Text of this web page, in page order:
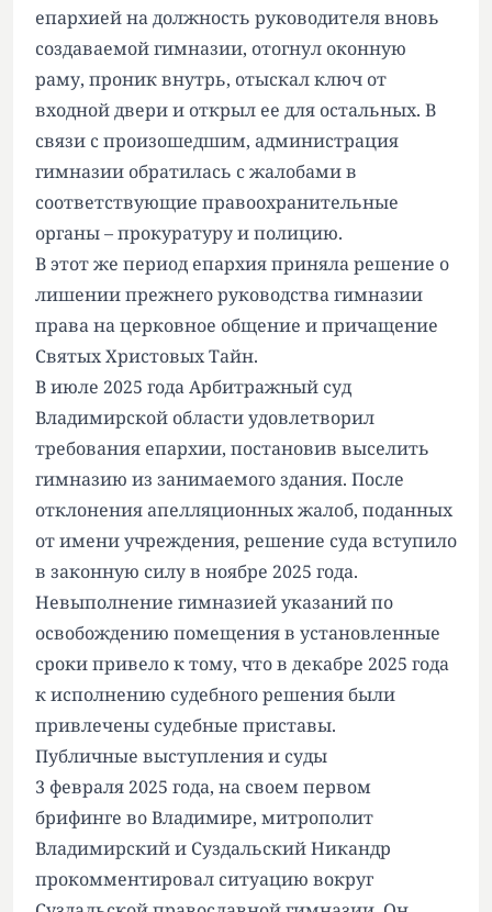
епархией на должность руководителя вновь
создаваемой гимназии, отогнул оконную
раму, проник внутрь, отыскал ключ от
входной двери и открыл ее для остальных. В
связи с произошедшим, администрация
гимназии обратилась с жалобами в
соответствующие правоохранительные
органы – прокуратуру и полицию.
В этот же период епархия приняла решение о
лишении прежнего руководства гимназии
права на церковное общение и причащение
Святых Христовых Тайн.
В июле 2025 года Арбитражный суд
Владимирской области удовлетворил
требования епархии, постановив выселить
гимназию из занимаемого здания. После
отклонения апелляционных жалоб, поданных
от имени учреждения, решение суда вступило
в законную силу в ноябре 2025 года.
Невыполнение гимназией указаний по
освобождению помещения в установленные
сроки привело к тому, что в декабре 2025 года
к исполнению судебного решения были
привлечены судебные приставы.
Публичные выступления и суды
3 февраля 2025 года, на своем первом
брифинге во Владимире, митрополит
Владимирский и Суздальский Никандр
прокомментировал ситуацию вокруг